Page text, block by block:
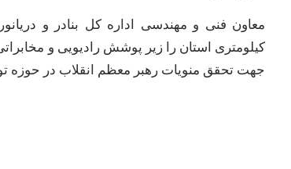
کیلومتری استان را زیر پوشش رادیویی و
جهت تحقق منویات رهبر معظم انقلاب در حوزه